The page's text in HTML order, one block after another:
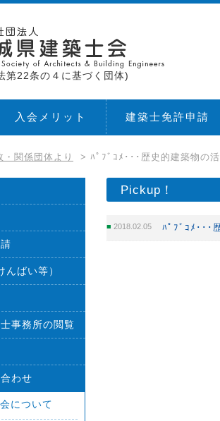
第22条の４に基づく団体)
入会メリット 建築士免許申請
・関係団体より > ﾊﾟﾌﾞｺﾒ･･･歴史的建築物の
Pickup！
2018.02.05 ﾊﾟﾌﾞｺﾒ･･･
んばい等）
事務所の閲覧
わせ
について